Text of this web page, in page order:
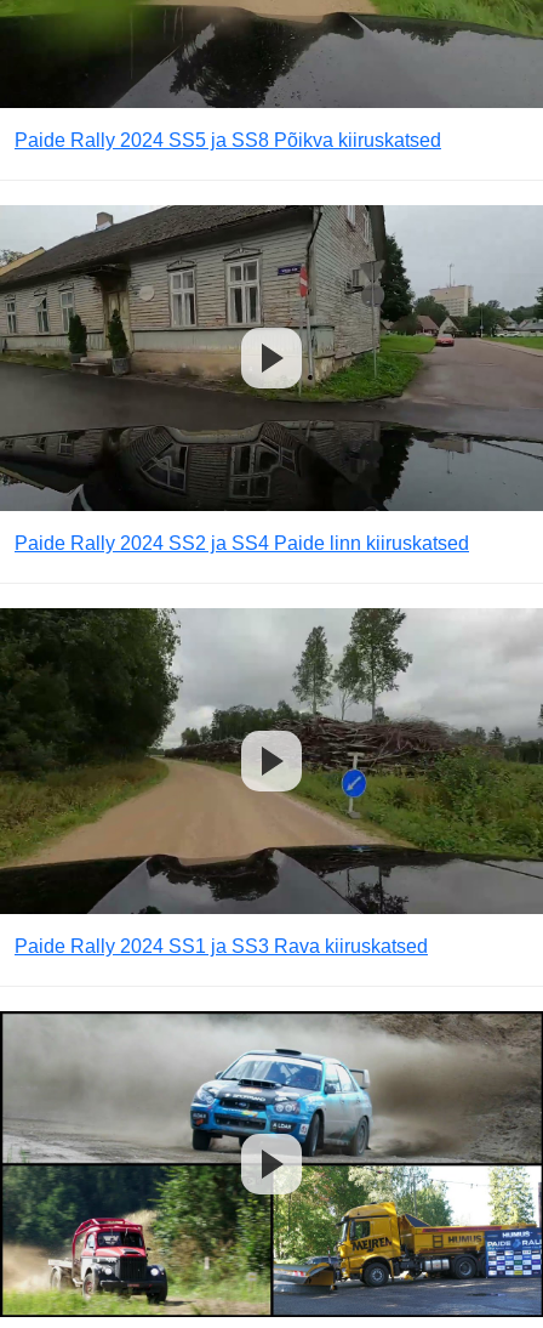
Paide Rally 2024 SS5 ja SS8 Põikva kiiruskatsed
Paide Rally 2024 SS2 ja SS4 Paide linn kiiruskatsed
Paide Rally 2024 SS1 ja SS3 Rava kiiruskatsed